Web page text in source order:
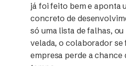
já foi feito bem e aponta
concreto de
só uma lista de falhas, ou
velada, o colaborador se
empresa perde a